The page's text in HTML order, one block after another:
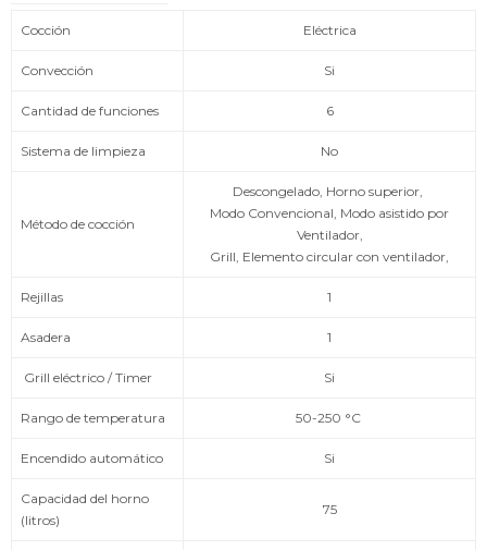
Cocción Eléctrica
Convección Si
Cantidad de funciones 6
Sistema de limpieza No
Método de cocción
Descongelado, Horno superior,
Modo Convencional, Modo asistido por
Ventilador,
Grill, Elemento circular con ventilador,
Rejillas 1
Asadera 1
Grill eléctrico / Timer Si
Rango de temperatura 50-250 °C
Encendido automático Si
Capacidad del horno
(litros)
75